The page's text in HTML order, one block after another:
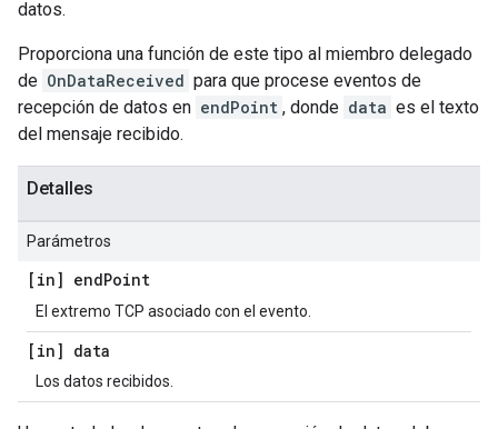
datos.
Proporciona una función de este tipo al miembro delegado
de OnDataReceived para que procese eventos de
recepción de datos en endPoint , donde data es el texto
del mensaje recibido.
Detalles
Parámetros
[in] endPoint
El extremo TCP asociado con el evento.
[in] data
Los datos recibidos.